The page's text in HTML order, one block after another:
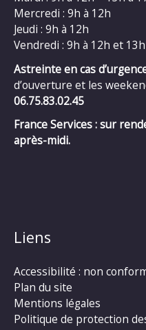
Mercredi : 9h à 12h
Jeudi : 9h à 12h
Vendredi : 9h à 12h et
Astreinte en cas
d’ouverture et les
06.75.83.02.45
France Services : sur
après-midi.
Liens
Accessibilité : non
Plan du site
Mentions légales
Politique de protection